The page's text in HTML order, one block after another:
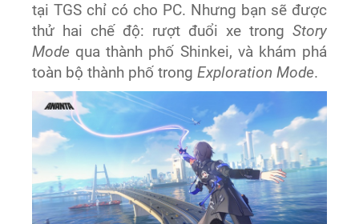
tại TGS chỉ có cho PC. Nhưng bạn sẽ được
thử hai chế độ: rượt đuổi xe trong Story
Mode qua thành phố Shinkei, và khám phá
toàn bộ thành phố trongExploration Mode.